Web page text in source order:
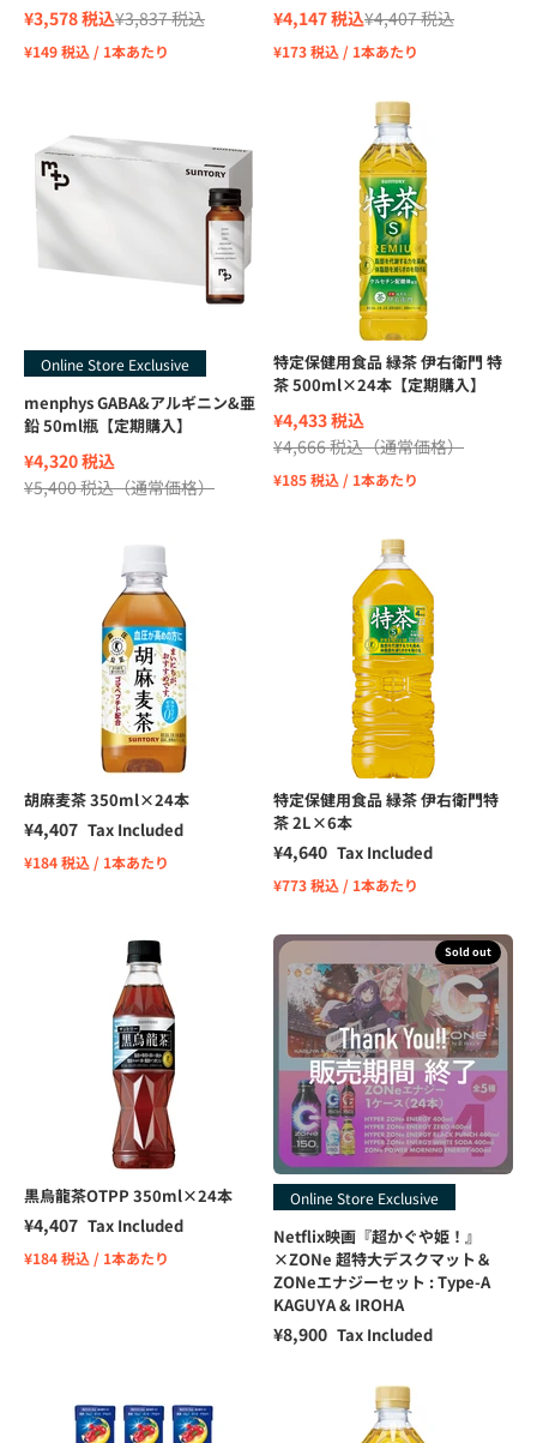
Sale price
¥3,578 税込Regular price
¥3,837 税込
¥149 税込 / 1本あたり
Sale price
¥4,147 税込Regular price
¥4,407 税込
¥173 税込 / 1本あたり
Online Store Exclusive
menphys GABA&アルギニン&亜
鉛 50ml瓶【定期購入】
¥4,320 税込
¥5,400 税込（通常価格）
特定保健用食品 緑茶 伊右衛門 特
茶 500ml×24本【定期購入】
¥4,433 税込
¥4,666 税込（通常価格）
¥185 税込 / 1本あたり
胡麻麦茶 350ml×24本
Sale price
¥4,407 Tax Included
¥184 税込 / 1本あたり
特定保健用食品 緑茶 伊右衛門特
茶 2L×6本
Sale price
¥4,640 Tax Included
¥773 税込 / 1本あたり
黒烏龍茶OTPP 350ml×24本
Sale price
¥4,407 Tax Included
¥184 税込 / 1本あたり
Sold out
Online Store Exclusive
Netflix映画『超かぐや姫！』
×ZONe 超特大デスクマット＆
ZONeエナジーセット : Type-A
KAGUYA & IROHA
Sale price
¥8,900 Tax Included